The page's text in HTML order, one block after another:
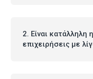
2. Είναι κατάλληλη
επιχειρήσεις με